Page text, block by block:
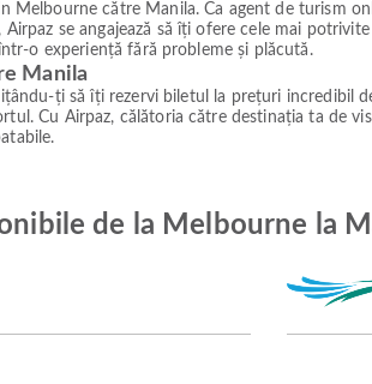
Melbourne către Manila. Ca agent de turism
se angajează să îți ofere cele mai
o experiență fără probleme și plăcută.
Manila
ți să îți rezervi biletul la prețuri incredibil
Cu Airpaz, călătoria către destinația ta de
de la Melbourne la